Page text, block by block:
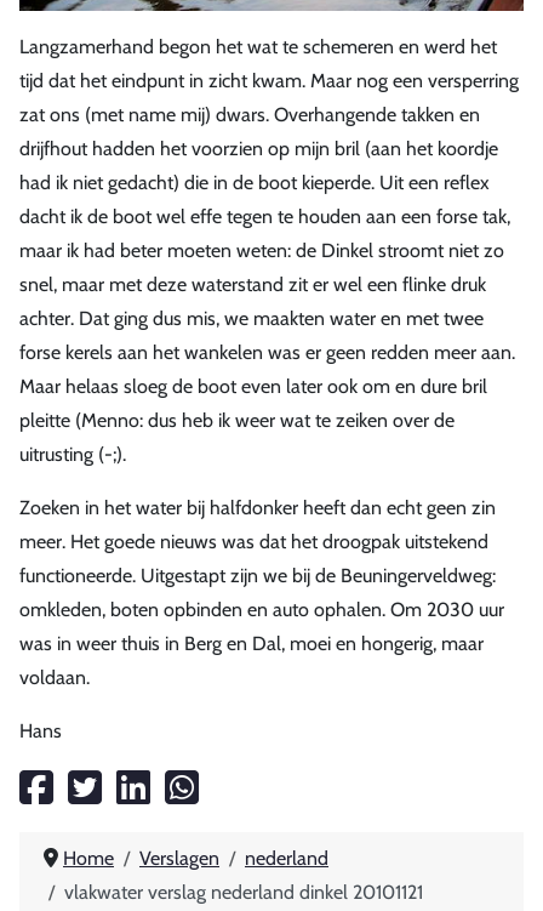
Langzamerhand begon het wat te schemeren en werd het
tijd dat het eindpunt in zicht kwam. Maar nog een versperring
zat ons (met name mij) dwars. Overhangende takken en
drijfhout hadden het voorzien op mijn bril (aan het koordje
had ik niet gedacht) die in de boot kieperde. Uit een reflex
dacht ik de boot wel effe tegen te houden aan een forse tak,
maar ik had beter moeten weten: de Dinkel stroomt niet zo
snel, maar met deze waterstand zit er wel een flinke druk
achter. Dat ging dus mis, we maakten water en met twee
forse kerels aan het wankelen was er geen redden meer aan.
Maar helaas sloeg de boot even later ook om en dure bril
pleitte (Menno: dus heb ik weer wat te zeiken over de
uitrusting (-;).
Zoeken in het water bij halfdonker heeft dan echt geen zin
meer. Het goede nieuws was dat het droogpak uitstekend
functioneerde. Uitgestapt zijn we bij de Beuningerveldweg:
omkleden, boten opbinden en auto ophalen. Om 2030 uur
was in weer thuis in Berg en Dal, moei en hongerig, maar
voldaan.
Hans
Home Verslagen
nederland
vlakwater verslag nederland dinkel 20101121